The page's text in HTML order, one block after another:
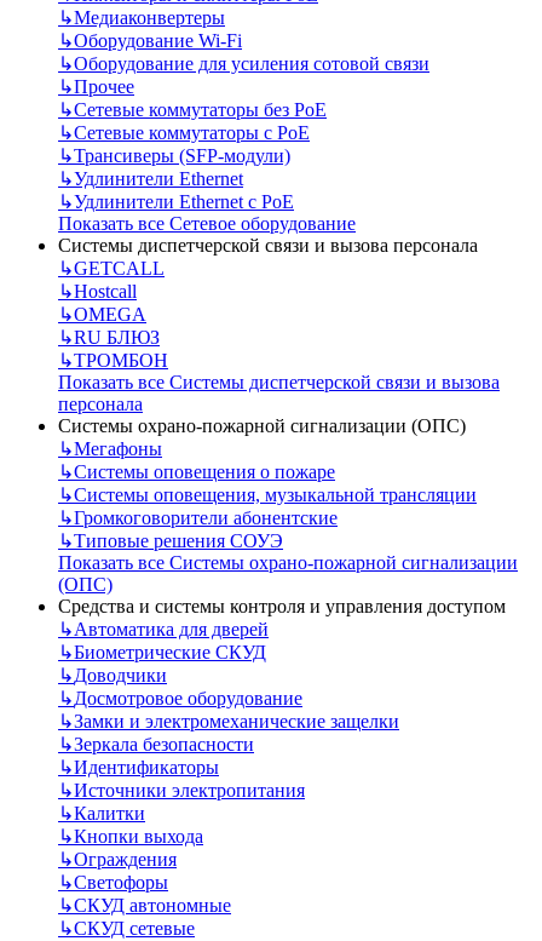
↳Медиаконвертеры
↳Оборудование Wi-Fi
↳Оборудование для усиления сотовой связи
↳Прочее
↳Сетевые коммутаторы без РоЕ
↳Сетевые коммутаторы с РоЕ
↳Трансиверы (SFP-модули)
↳Удлинители Ethernet
↳Удлинители Ethernet с PoE
Показать все Сетевое оборудование
Системы диспетчерской связи и вызова персонала
↳GETCALL
↳Hostcall
↳OMEGA
↳RU БЛЮЗ
↳ТРОМБОН
Показать все Системы диспетчерской связи и вызова
персонала
Системы охрано-пожарной сигнализации (ОПС)
↳Мегафоны
↳Системы оповещения о пожаре
↳Системы оповещения, музыкальной трансляции
↳Громкоговорители абонентские
↳Типовые решения СОУЭ
Показать все Системы охрано-пожарной сигнализации
(ОПС)
Средства и системы контроля и управления доступом
↳Автоматика для дверей
↳Биометрические СКУД
↳Доводчики
↳Досмотровое оборудование
↳Замки и электромеханические защелки
↳Зеркала безопасности
↳Идентификаторы
↳Источники электропитания
↳Калитки
↳Кнопки выхода
↳Ограждения
↳Светофоры
↳СКУД автономные
↳СКУД сетевые